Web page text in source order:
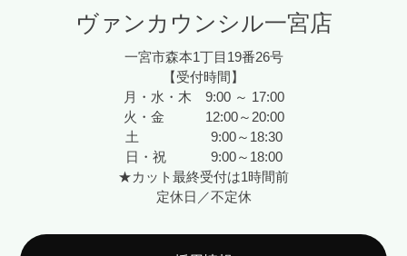
ヴァンカウンシル一宮店
一宮市森本1丁目19番26号
【受付時間】
月・水・木 9:00 ～ 17:00
火・金 12:00～20:00
土 9:00～18:30
日・祝 9:00～18:00
★カット最終受付は1時間前
定休日／不定休